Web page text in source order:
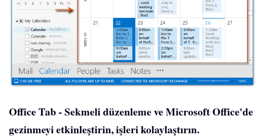
Office Tab - Sekmeli düzenleme ve Microsoft Office'de
gezinmeyi etkinleştirin, işleri kolaylaştırın.